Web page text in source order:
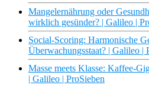
Mangelernährung oder
wirklich gesünder? | Galileo |
Social-Scoring: Harmonische
Überwachungsstaat? | Galileo |
Masse meets Klasse: Kaffee-
| Galileo | ProSieben